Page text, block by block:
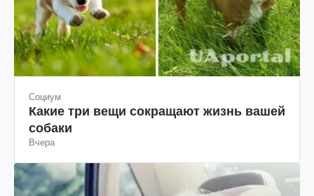
Социум
Какие три вещи сокращают жизнь вашей
собаки
Вчера